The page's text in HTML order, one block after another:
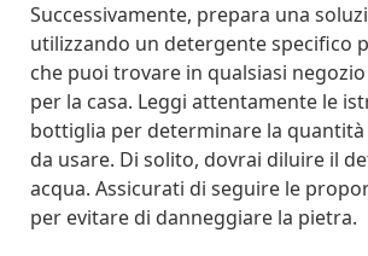
Successivamente, prepara una
utilizzando un detergente specifico
che puoi trovare in qualsiasi
per la casa. Leggi attentamente le
bottiglia per determinare la
da usare. Di solito, dovrai diluire il
acqua. Assicurati di seguire le
per evitare di danneggiare la pietra.